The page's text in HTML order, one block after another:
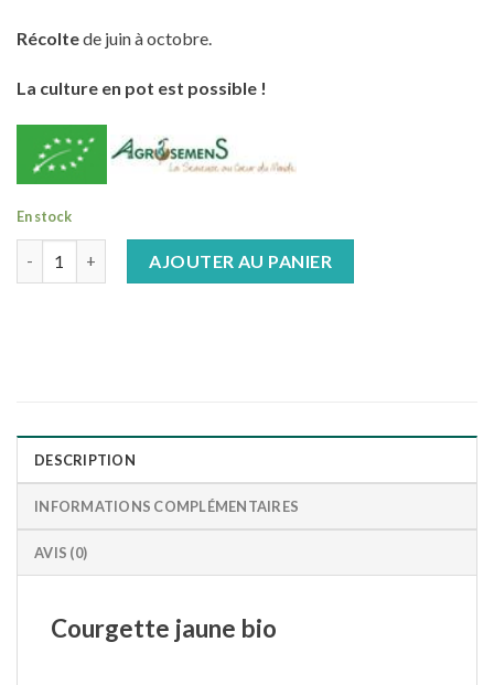
Récoltede juin à octobre.
La culture en pot est possible !
En stock
AJOUTER AU PANIER
DESCRIPTION
INFORMATIONS COMPLÉMENTAIRES
AVIS (0)
Courgette jaune bio